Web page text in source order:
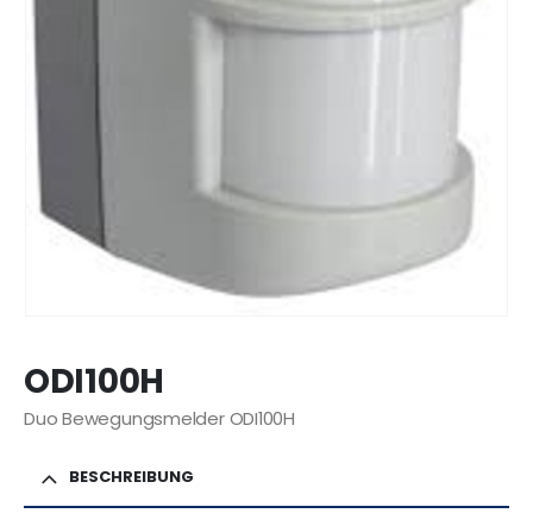
ODI100H
Duo Bewegungsmelder ODI100H
BESCHREIBUNG